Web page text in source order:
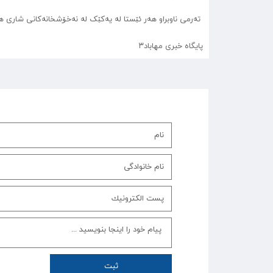
تەرمی ناوبراو هەر ئێستا لە یەکێک لە نەخۆشخانەکانی شاری
پایگاه خبری مهاباد۳
ثبت